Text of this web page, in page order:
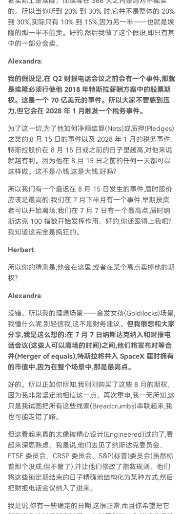
的。所以当你听到 20% 到 30% 时,它并不是整体的 20%
到 30%,实际只有 10% 到 15%,因为另一半——也就是埃
隆的那一半不能卖。好的,然后我做了这个假设,即只有其
中的一部分会卖。
Alexandra:
我的假设是,在 Q2 财报电话会议之前会有一个事件,那就
是埃隆必须行使他 2018 年特斯拉薪酬方案中的股票期
权。这是一个 70 亿美元的事件。所以大家不要感到压
力,但它会在 2028 年 1 月触发一个税务事件。
为了这一切,为了他如何净额结算(Nets)或质押(Pledges)
之类的,8 月 15 日的事件以及 2028 年 1 月的税务事件,
特斯拉股价在 8 月 15 日或之前的日子里越高,对他来说
就越有利。因为他在 8 月 15 日之前的任何一天都可以
这样做。这不是小钱,这是大钱,好吗?
所以我们有一个最迟在 8 月 15 日发生的事件,届时股价
应该是最高的;我们在 7 月下半月有一个事件,早期投资
者可以开始离场;我们在 7 月 7 日有一个最高点,届时纳
斯达克 100 指数开始发挥作用。好的,你还跟得上我吧?
我知道这完全是疯狂的。
Herbert:
所以你的猜测是,他会在这里,或者在某个高点卖掉他的期
权?
Alexandra:
没错。所以我的理想场景——金发女孩(Goldilocks)场景,
我懂什么呢,别轻信我,这不是财务建议。 但我很想和大家
分享,我是这么想的:在 7 月 7 日纳斯达克纳入和财报电
话会议(这些人可以离场的时间)之间,他们将宣布对等合
并(Merger of equals),特斯拉将并入 SpaceX 届时拥有
的市值中,因为在整个场景中,那是最高点。
好的。所以正如你所知,我刚刚购买了这些 8 月的期权,
因为我非常坚定地相信这一点。再次重申,我一无所知,这
只是我试图把所有这些线索(Breadcrumbs)串联起来,我
也可能走错了路。
但这看起来真的太像被精心设计(Engineered)过的了,看
起来深思熟虑。我是说,他们去见了纳斯达克委员会、
FTSE 委员会、CRSP 委员会、S&P(标普)委员会(虽然标
普那个没成,但不管了),并让他们修改了指数规则。他们
将这些锁定期结束的日子精确地结构化为某种方式,然后
把财报电话会议纳入了进来。
我是说,你有一些确定的日期,这很正常,而且你希望把它